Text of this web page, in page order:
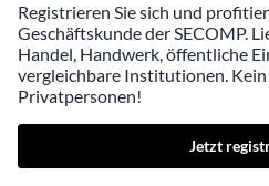
Registrieren Sie sich und
Geschäftskunde der SECOMP.
Handel, Handwerk, öffentliche
vergleichbare Institutionen. Kein
Privatpersonen!
Jetzt